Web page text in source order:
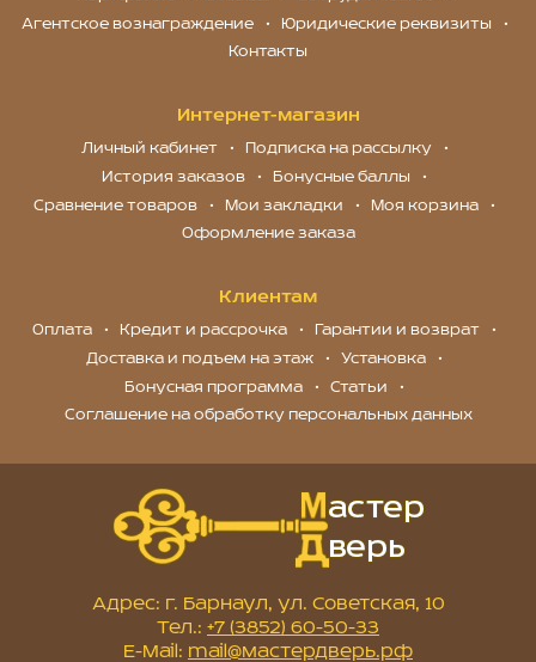
Агентское вознаграждение
Юридические реквизиты
Контакты
Интернет-магазин
Личный кабинет
Подписка на рассылку
История заказов
Бонусные баллы
Сравнение товаров
Мои закладки
Моя корзина
Оформление заказа
Клиентам
Оплата Кредит и рассрочка
Гарантии и возврат
Доставка и подъем на этаж
Установка
Бонусная программа
Статьи
Соглашение на обработку персональных данных
Адрес: г. Барнаул, ул. Советская, 10
Тел.: +7 (3852) 60-50-33
E-Mail: mail@мастердверь.рф